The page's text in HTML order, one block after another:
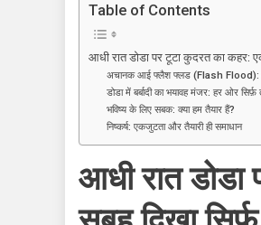
Table of Contents
आधी रात डोडा पर टूटा कुदरत का कहर:
अचानक आई फ्लैश फ्लड (Flash Flood):
डोडा में बर्बादी का भयावह मंजर: हर ओर सिर्फ़
भविष्य के लिए सबक: क्या हम तैयार हैं?
निष्कर्ष: एकजुटता और तैयारी ही समाधान
आधी रात